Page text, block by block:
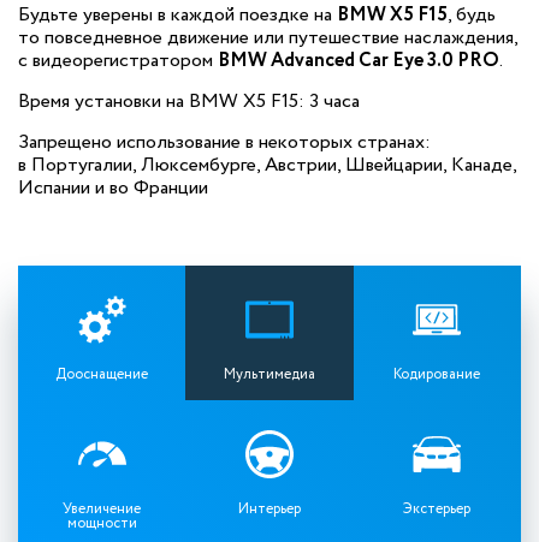
Будьте уверены в каждой поездке на BMW X5 F15, будь
то повседневное движение или путешествие наслаждения,
с видеорегистратором BMW Advanced Car Eye 3.0 PRO.
Время установки на BMW X5 F15: 3 часа
Запрещено использование в некоторых странах:
в Португалии, Люксембурге,Австрии, Швейцарии, Канаде,
Испании и во Франции
Дооснащение Мультимедиа Кодирование
Увеличение
мощности
Интерьер Экстерьер